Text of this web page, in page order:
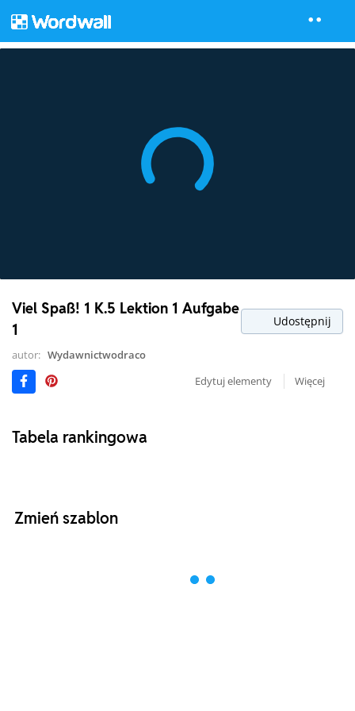
Viel Spaß! 1 K.5 Lektion 1 Aufgabe
1
Udostępnij
autor: Wydawnictwodraco
Edytuj elementy
Więcej
Tabela rankingowa
Zmień szablon